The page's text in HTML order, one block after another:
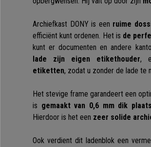
Archiefkast DONY is een ruime
efficiënt kunt ordenen. Het is de
kunt er documenten en andere
lade zijn eigen etikethouder,
etiketten, zodat u zonder de lade te
Het stevige frame garandeert een
is gemaakt van 0,6 mm dik
Hierdoor is het een zeer solide
Ook verdient dit ladenblok een